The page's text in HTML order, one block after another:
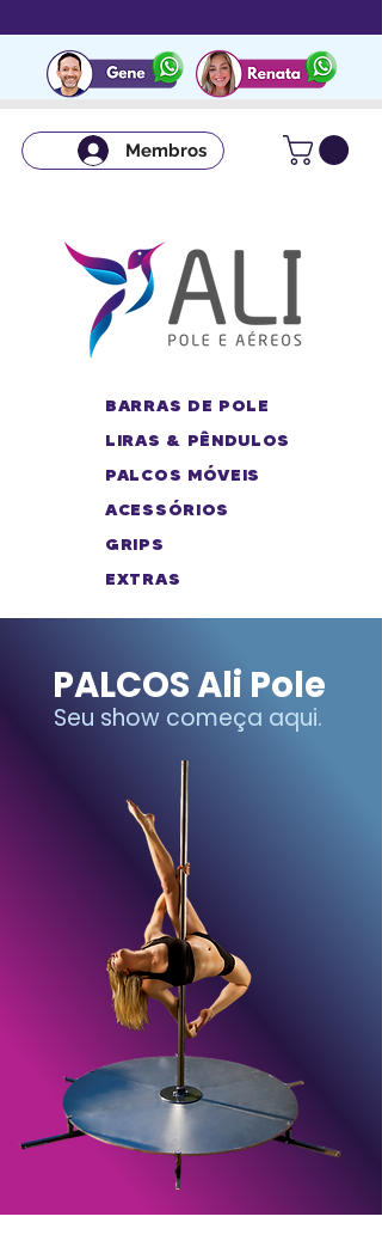
Membros
BARRAS DE POLE
LIRAS & PÊNDULOS
PALCOS MÓVEIS
ACESSÓRIOS
GRIPS
EXTRAS
PALCOS Ali Pole
Seu show começa aqui.